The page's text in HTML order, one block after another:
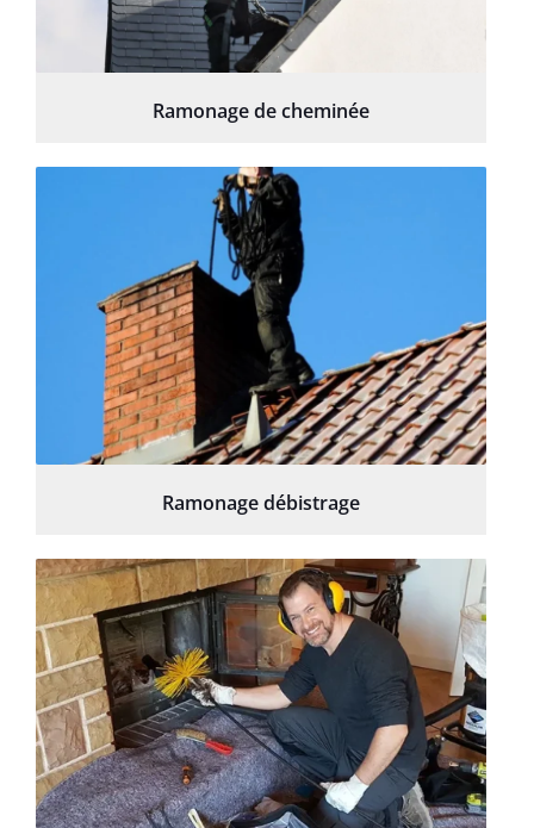
Ramonage de cheminée
Ramonage débistrage